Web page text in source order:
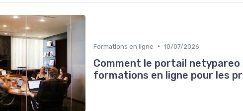
Formations en ligne • 10/07/2026
Comment le portail
formations en ligne pour les